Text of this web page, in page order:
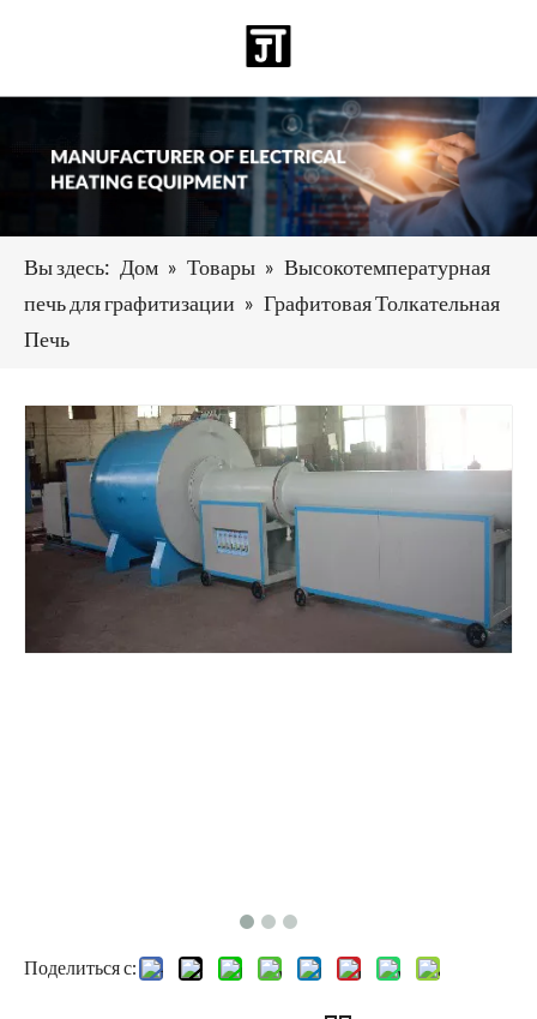
Deutsch
Español
العربية
English
Вы здесь: Дом » Товары » Высокотемпературная
печь для графитизации » Графитовая Толкательная
Печь
Поделиться с: